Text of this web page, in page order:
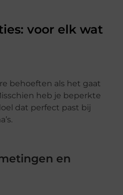
voor elk wat
behoeften als het gaat
heb je beperkte
dat perfect past bij
en